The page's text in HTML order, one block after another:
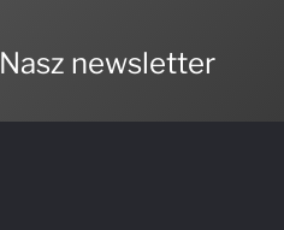
newsletter